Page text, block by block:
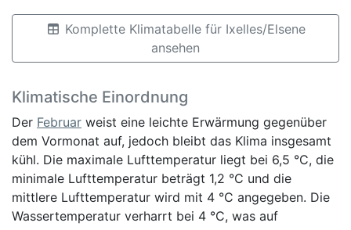
Komplette Klimatabelle für Ixelles/Elsene
ansehen
Klimatische Einordnung
Der Februar weist eine leichte Erwärmung gegenüber
dem Vormonat auf, jedoch bleibt das Klima insgesamt
kühl. Die maximale Lufttemperatur liegt bei 6,5 °C, die
minimale Lufttemperatur beträgt 1,2 °C und die
mittlere Lufttemperatur wird mit 4 °C angegeben. Die
Wassertemperatur verharrt bei 4 °C, was auf